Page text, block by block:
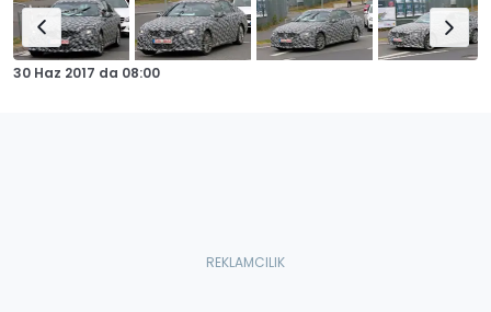
30 Haz 2017 da 08:00